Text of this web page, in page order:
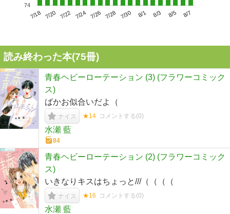
7/18 7/20 7/22 7/24 7/26 7/28 7/30 8/1 8/3 8/5 8/7
74
読み終わった本(75冊)
青春ヘビーローテーション (3) (フラワーコミック
ス)
ばかお似合いだよ（
ナイス ★14 コメントする(0)
水瀬 藍
84
青春ヘビーローテーション (2) (フラワーコミック
ス)
いきなりキスはちょっと///（（（（
ナイス ★16 コメントする(0)
水瀬 藍